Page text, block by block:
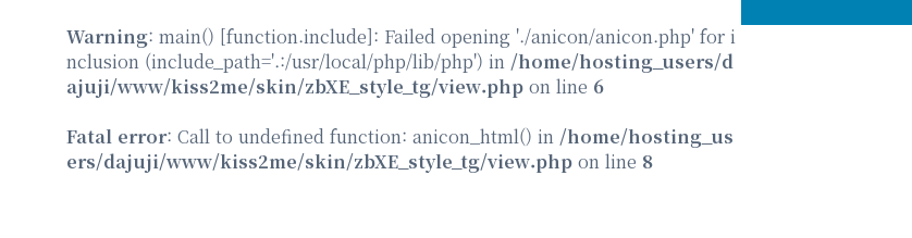
Warning: main() [function.include]: Failed opening './anicon/anicon.php' for i
nclusion (include_path='.:/usr/local/php/lib/php') in /home/hosting_users/d
ajuji/www/kiss2me/skin/zbXE_style_tg/view.php on line 6
Fatal error: Call to undefined function: anicon_html() in /home/hosting_us
ers/dajuji/www/kiss2me/skin/zbXE_style_tg/view.php on line 8